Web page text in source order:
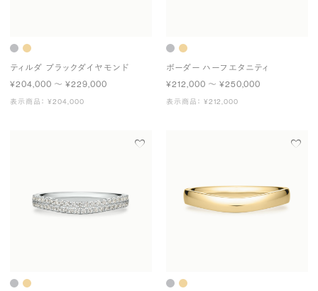
ティルダ ブラックダイヤモンド
¥204,000 〜 ¥229,000
表示商品： ¥204,000
ボーダー ハーフエタニティ
¥212,000 〜 ¥250,000
表示商品： ¥212,000